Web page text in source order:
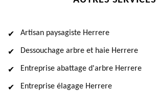
Artisan paysagiste Herrere
Dessouchage arbre et haie Herrere
Entreprise abattage d'arbre Herrere
Entreprise élagage Herrere